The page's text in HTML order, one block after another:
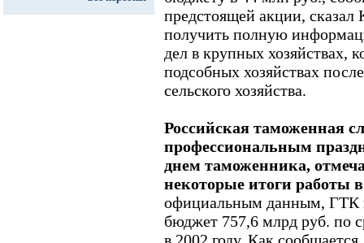
предстоящей акции,
получить полную
дел в крупных хозяйствах,
подсобных хозяйствах
сельского хозяйства.
Российская таможенная
профессиональным
днем таможенника,
некоторые итоги работы в
официальным данным, ГТК
бюджет 757,6 млрд руб. по